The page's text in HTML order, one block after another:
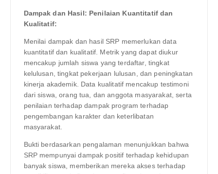
Dampak dan Hasil: Penilaian Kuantitatif dan
Kualitatif:
Menilai dampak dan hasil SRP memerlukan data
kuantitatif dan kualitatif. Metrik yang dapat diukur
mencakup jumlah siswa yang terdaftar, tingkat
kelulusan, tingkat pekerjaan lulusan, dan peningkatan
kinerja akademik. Data kualitatif mencakup testimoni
dari siswa, orang tua, dan anggota masyarakat, serta
penilaian terhadap dampak program terhadap
pengembangan karakter dan keterlibatan
masyarakat.
Bukti berdasarkan pengalaman menunjukkan bahwa
SRP mempunyai dampak positif terhadap kehidupan
banyak siswa, memberikan mereka akses terhadap